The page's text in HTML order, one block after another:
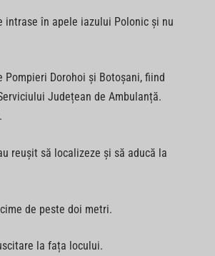
în apele iazului Polonic și nu
Dorohoi și Botoșani, fiind
Județean de Ambulanță.
reușit să localizeze și să aducă la
de peste doi metri.
la fața locului.